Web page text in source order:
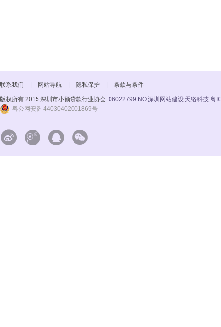
联系我们 网站导航 隐私保护 条款与条件
版权所有 2015 深圳市小额贷款行业协会 06022799 NO 深圳网站建设 天络科技 粤
粤公网安备 44030402001869号
   